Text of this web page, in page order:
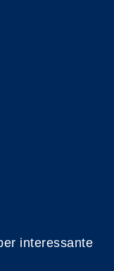
interessante